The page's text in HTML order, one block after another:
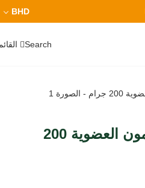
BHD
Search
ابازير – بذور الكمون العضوية 200